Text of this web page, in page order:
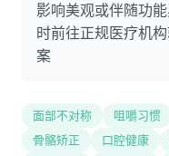
影响美观或伴随功
时前往正规医疗机
案
面部不对称 咀嚼习惯
骨骼矫正
口腔健康